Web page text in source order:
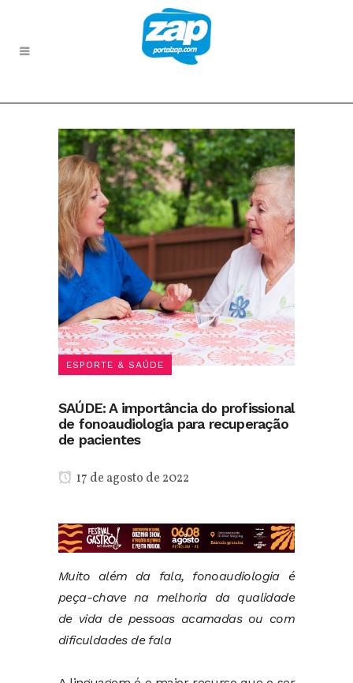
ESPORTE & SAÚDE
SAÚDE: A importância do profissional
de fonoaudiologia para recuperação
de pacientes
17 de agosto de 2022
Muito além da fala, fonoaudiologia é
peça-chave na melhoria da qualidade
de vida de pessoas acamadas ou com
dificuldades de fala